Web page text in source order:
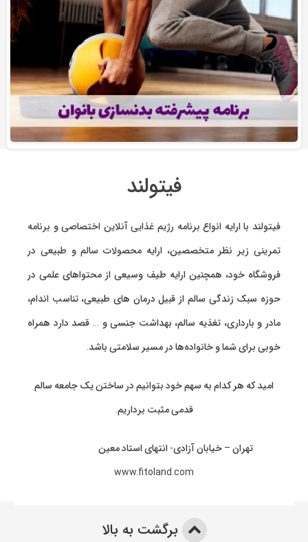
فیتولند
فیتولند با ارایه انواع برنامه رژیم غذایی آنلاین اختصاصیو برنامه
تمرینیزیر نظر متخصصین، ارایه محصولات سالم و طبیعی در
فروشگاه خود، همچنین ارایه طیف وسیعی از محتواهای علمی در
حوزه سبک زندگی سالم از قبیل درمان های طبیعی، تناسب اندام،
مادر و بارداری، تغذیه سالم، بهداشت جنسی و … قصد دارد همراه
خوبی برای شما و خانواده‌ها در مسیر سلامتی باشد.
امید که هر کدام به سهم خود بتوانیم در ساختن یک جامعه سالم
قدمی مثبت برداریم.
تهران – خیابان آزادی- انتهای استاد معین
www.fitoland.com
برگشت به بالا